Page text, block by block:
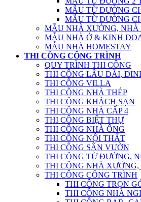
MẪU TỪ ĐƯỜNG
MẪU TỪ ĐƯỜNG
MẪU NHÀ XƯỞNG, NHÀ
MẪU NHÀ Ở & KINH
MẪU NHÀ HOMESTAY
THI CÔNG CÔNG TRÌNH
QUY TRÌNH THI CÔNG
THI CÔNG LÂU ĐÀI,
THI CÔNG VILLA
THI CÔNG NHÀ THÉP
THI CÔNG KHÁCH SẠN
THI CÔNG NHÀ CẤP 4
THI CÔNG BIỆT THỰ
THI CÔNG NHÀ ỐNG
THI CÔNG NỘI THẤT
THI CÔNG SÂN VƯỜN
THI CÔNG TỪ ĐƯỜNG,
THI CÔNG NHÀ
THI CÔNG CÔNG TRÌNH
THI CÔNG TRỌN
THI CÔNG NHÀ